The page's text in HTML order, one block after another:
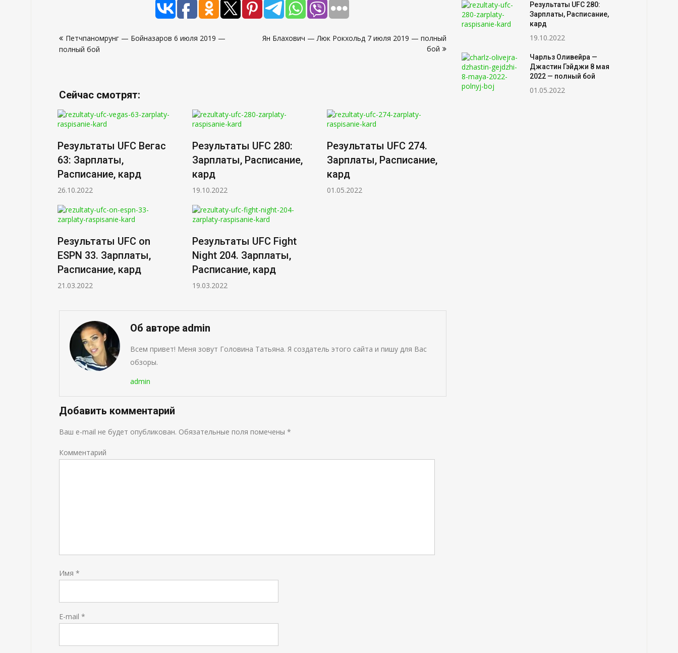
поПетчпаномрунг — Бойназаров 6 июля 2019 —
полный бой
Ян Блахович — Люк Рокхольд 7 июля 2019 — полный
бой
Сейчас смотрят:
Результаты UFC Вегас
63: Зарплаты,
Расписание, кард
26.10.2022
Результаты UFC 280:
Зарплаты, Расписание,
кард
19.10.2022
Результаты UFC 274.
Зарплаты, Расписание,
кард
01.05.2022
Результаты UFC on
ESPN 33. Зарплаты,
Расписание, кард
21.03.2022
Результаты UFC Fight
Night 204. Зарплаты,
Расписание, кард
19.03.2022
Об авторе admin
Всем привет! Меня зовут Головина Татьяна. Я создатель этого сайта и пишу для Вас
обзоры.
admin
Добавить комментарий
Ваш e-mail не будет опубликован. Обязательные поля помечены *
Комментарий
Имя *
E-mail *
Результаты UFC 280:
Зарплаты, Расписание,
кард
19.10.2022
Чарльз Оливейра —
Джастин Гэйджи 8 мая
2022 — полный бой
01.05.2022